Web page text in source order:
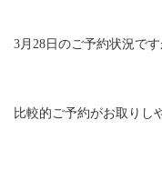
3月28日のご予約状況で
比較的ご予約がお取りし